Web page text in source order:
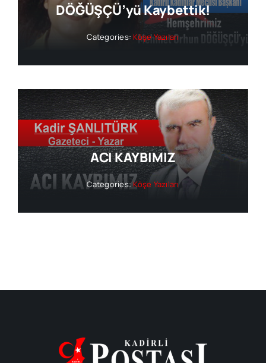
DÖĞÜŞÇÜ’yü Kaybettik!
Categories: Köşe Yazıları
ACI KAYBIMIZ
Categories:Köşe Yazıları